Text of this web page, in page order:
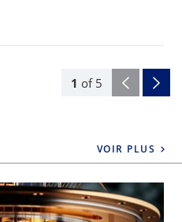
1 of 5
VOIR PLUS